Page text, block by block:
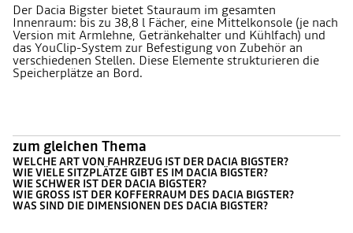
Der Dacia Bigster bietet Stauraum im gesamten
Innenraum: bis zu 38,8 l Fächer, eine Mittelkonsole (je nach
Version mit Armlehne, Getränkehalter und Kühlfach) und
das YouClip-System zur Befestigung von Zubehör an
verschiedenen Stellen. Diese Elemente strukturieren die
Speicherplätze an Bord.
zum gleichen Thema
WELCHE ART VON FAHRZEUG IST DER DACIA BIGSTER?
WIE VIELE SITZPLÄTZE GIBT ES IM DACIA BIGSTER?
WIE SCHWER IST DER DACIA BIGSTER?
WIE GROSS IST DER KOFFERRAUM DES DACIA BIGSTER?
WAS SIND DIE DIMENSIONEN DES DACIA BIGSTER?